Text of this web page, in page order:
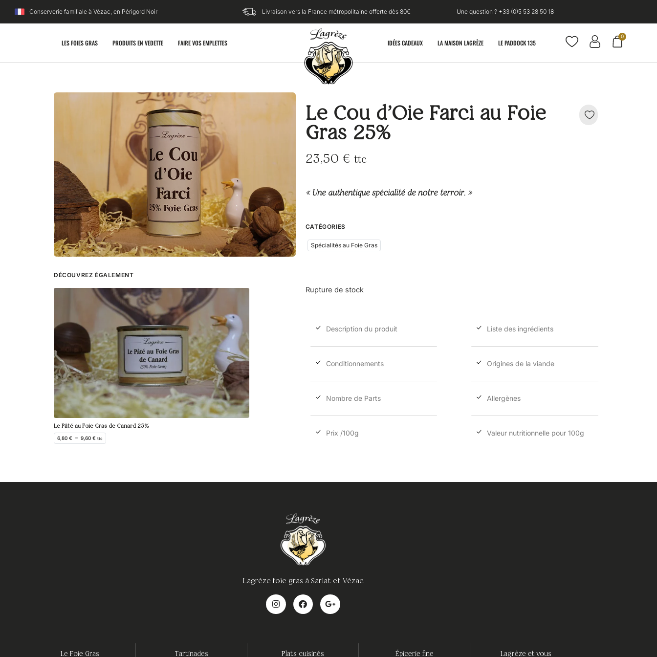
Conserverie familiale à Vézac, en Périgord Noir Livraison vers la France métropolitaine offerte dès 80€​ Une question ? +33 (0)5 53 28 50 18
LES FOIES GRAS PRODUITS EN VEDETTE FAIRE VOS EMPLETTES IDÉES CADEAUX LA MAISON LAGRÈZE LE PADDOCK 135
0
DÉCOUVREZ ÉGALEMENT
Le Pâté au Foie Gras de Canard 25%
6,80 € – 9,60 € ttc
Le Cou d’Oie Farci au Foie
Gras 25%
23,50 € ttc
« Une authentique spécialité de notre terroir. »
CATÉGORIES
Spécialités au Foie Gras
Rupture de stock
Description du produit
Conditionnements
Nombre de Parts
Prix /100g
Liste des ingrédients
Origines de la viande
Allergènes
Valeur nutritionnelle pour 100g
Lagrèze foie gras à Sarlat et Vézac
Le Foie Gras Tartinades Plats cuisinés Épicerie fine Lagrèze et vous